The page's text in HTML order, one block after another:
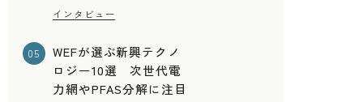
インタビュー
05
WEFが選ぶ新興テクノ
ロジー10選 次世代電
力網やPFAS分解に注目